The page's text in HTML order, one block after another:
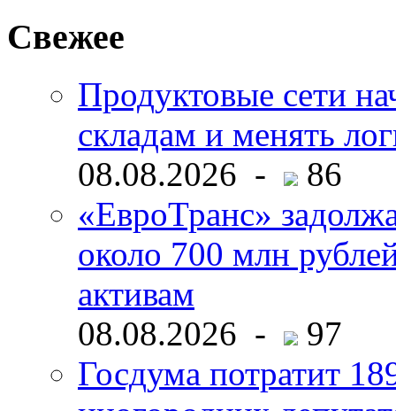
Свежее
Продуктовые сети
складам и менять
08.08.2026 -
86
«ЕвроТранс»
около 700 млн
активам
08.08.2026 -
97
Госдума потратит